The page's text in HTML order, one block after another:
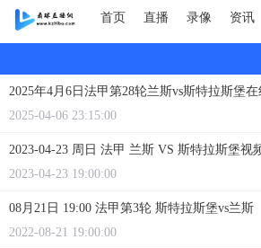
首页 直播 录像 资讯
2025年4月6日法甲第28轮兰斯vs斯特拉斯堡
2025-04-06 23:15:00
2023-04-23 周日 法甲 兰斯 VS 斯特拉斯堡视
2023-04-23 19:00:00
08月21日 19:00 法甲第3轮 斯特拉斯堡vs兰斯
2022-08-21 19:00:00